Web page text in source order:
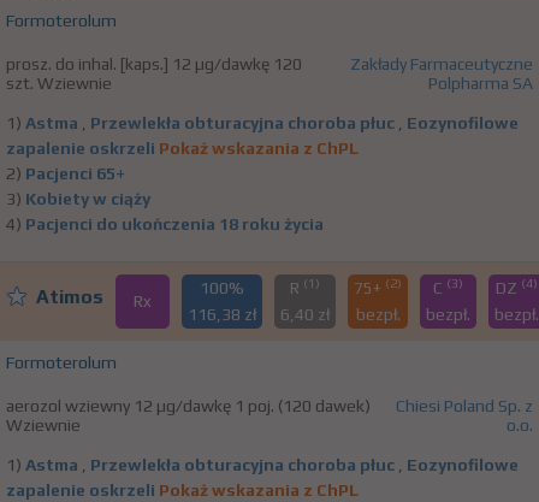
Formoterolum
prosz. do inhal. [kaps.] 12 µg/dawkę 120
szt. Wziewnie
Zakłady Farmaceutyczne
Polpharma SA
1) Astma , Przewlekła obturacyjna choroba płuc , Eozynofilowe
zapalenie oskrzeli Pokaż wskazania z ChPL
2) Pacjenci 65+
3) Kobiety w ciąży
4) Pacjenci do ukończenia 18 roku życia
Atimos Rx
100%
116,38 zł
R (1)
6,40 zł
75+ (2)
bezpł.
C (3)
bezpł.
DZ (4)
bezpł.
Formoterolum
aerozol wziewny 12 µg/dawkę 1 poj. (120 dawek)
Wziewnie
Chiesi Poland Sp. z
o.o.
1) Astma , Przewlekła obturacyjna choroba płuc , Eozynofilowe
zapalenie oskrzeli Pokaż wskazania z ChPL